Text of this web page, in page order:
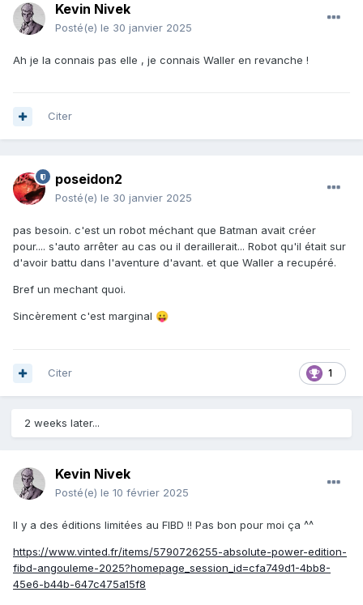
Kevin Nivek
Posté(e) le 30 janvier 2025
Ah je la connais pas elle , je connais Waller en revanche !
Citer
poseidon2
Posté(e) le 30 janvier 2025
pas besoin. c'est un robot méchant que Batman avait créer
pour.... s'auto arrêter au cas ou il deraillerait... Robot qu'il était sur
d'avoir battu dans l'aventure d'avant. et que Waller a recupéré.
Bref un mechant quoi.
Sincèrement c'est marginal 😛
1
Citer
2 weeks later...
Kevin Nivek
Posté(e) le 10 février 2025
Il y a des éditions limitées au FIBD !! Pas bon pour moi ça ^^
https://www.vinted.fr/items/5790726255-absolute-power-edition-
fibd-angouleme-2025?homepage_session_id=cfa749d1-4bb8-
45e6-b44b-647c475a15f8